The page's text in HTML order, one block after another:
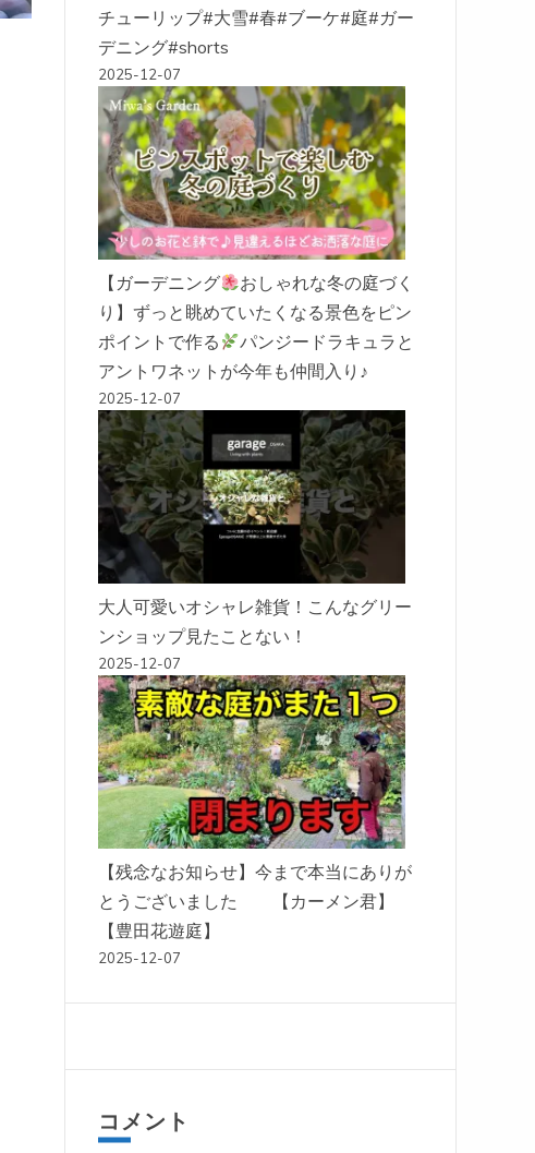
チューリップ#大雪#春#ブーケ#庭#ガー
デニング#shorts
2025-12-07
【ガーデニング
おしゃれな冬の庭づく
り】ずっと眺めていたくなる景色をピン
ポイントで作る
パンジードラキュラと
アントワネットが今年も仲間入り♪
2025-12-07
大人可愛いオシャレ雑貨！こんなグリー
ンショップ見たことない！
2025-12-07
【残念なお知らせ】今まで本当にありが
とうございました 【カーメン君】
【豊田花遊庭】
2025-12-07
コメント